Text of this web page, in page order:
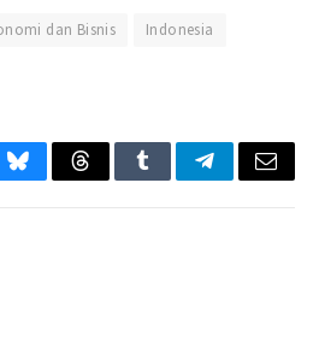
dan Bisnis
Indonesia
BlueskyThreadsTumblrTelegramEmail